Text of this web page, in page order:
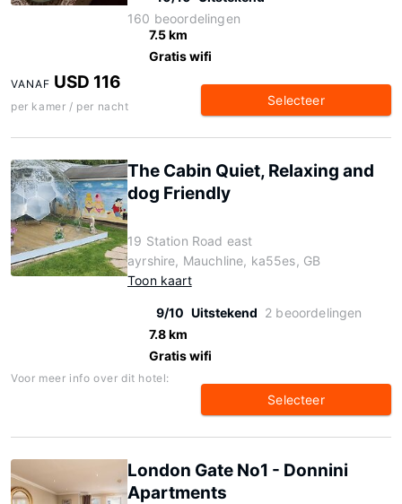
160 beoordelingen
7.5 km
Gratis wifi
VANAF USD 116
per kamer / per nacht Selecteer
The Cabin Quiet, Relaxing and
dog Friendly
19 Station Road east
ayrshire, Mauchline, ka55es, GB
Toon kaart
9/10 Uitstekend 2 beoordelingen
7.8 km
Gratis wifi
Voor meer info over dit hotel:
Selecteer
London Gate No1 - Donnini
Apartments